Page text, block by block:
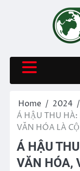
Home 2024
Á HẬU THU
VĂN HÓA LÀ
Á HẬU
VĂN HÓA,